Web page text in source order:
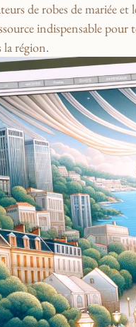
de robes ‌de‌ mariée⁤
⁣indispensable
région.